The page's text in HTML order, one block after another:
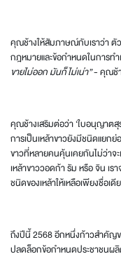
คุณช้างให้สัมภาษณ์กับเราว่า ตัว
กฎหมายและข้อกำหนดในการท
ขายไม่ออก มันก็ไม่เน่า”- คุณช้
คุณช้างเสริมต่อว่า ‘ใบอนุญาตสุ
การเป็นเหล้าขาวยังมีชนิดแยก
ขาวที่หลายคนคุ้นเคยกันไม่ว่าจ
เหล้าขาววอดก้า รัม หรือ จิน เร
ชนิดของเหล้าให้เหลือเพียงชื่อ
ถึงปีนี้ 2568 อีกหนึ่งก้าวสำคัญข
ปลดล็อกข้อกำหนดประชาชนผ